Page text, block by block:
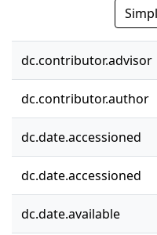
dc.contributor.advisor
dc.contributor.author
dc.date.accessioned
dc.date.accessioned
dc.date.available